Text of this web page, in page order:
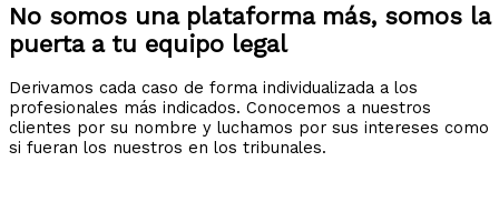
No somos una plataforma más, somos la
puerta a tu equipo legal
Derivamos cada caso de forma individualizada a los
profesionales más indicados. Conocemos a nuestros
clientes por su nombre y luchamos por sus intereses como
si fueran los nuestros en los tribunales.